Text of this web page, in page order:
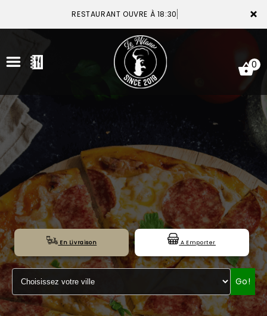
×
RESTAURANT OUVRE À 18:30
ACCUEIL
LA CARTE
VOTRE COMPTE
NOTRE RESTAURANT
VOS AVIS
MENTIONS LÉGALES
C.G.V
0
En Livraison A Emporter
Go!